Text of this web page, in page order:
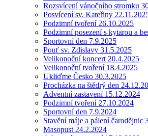
Rozsvícení vánočního stromku
Posvícení sv. Kateřiny
Podzimní tvoření 26.10.2025
Podzimní posezení s kytarou a
Sportovní den 7.9.2025
Pouť sv. Zdislavy 31.5.2025
Velikonoční koncert 20.4.2025
Velikonoční tvoření 18.4.2025
Ukliďme Česko 30.3.2025
Procházka na štědrý den
Adventní zastavení 15.12.2024
Podzimní tvoření 27.10.2024
Sportovní den 7.9.2024
Stavění máje a pálení čarodějnic
Masopust 24.2.2024